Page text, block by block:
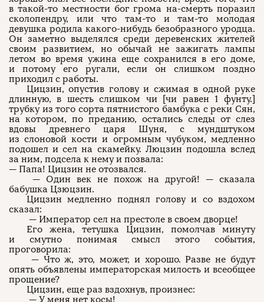
в такой-то местности бог грома на-смерть поразил
сколопендру, или что там-то и там-то молодая
девушка родила какого-нибудь безобразного уродца.
Он заметно выделялся среди деревенских жителей
своим развитием, но обычай не зажигать лампы
летом во время ужина еще сохранился в его доме,
и потому его ругали, если он слишком поздно
приходил с работы.
Цицзин, опустив голову и сжимая в одной руке
длинную, в шесть слишком чи [чи равен 1 фунту.]
трубку из того сорта пятнистого бамбука с реки Сян,
на котором, по преданию, остались следы от слез
вдовы древнего царя Шуня, с мундштуком
из слоновой кости и огромным чубуком, медленно
подошел и сел на скамейку. Люцзин подошла вслед
за ним, подсела к нему и позвала:
— Папа! Цицзин не отозвался.
— Один век не похож на другой! — сказала
бабушка Цзюцзин.
Цицзин медленно поднял голову и со вздохом
сказал:
— Император сел на престоле в своем дворце!
Его жена, тетушка Цицзин, помолчав минуту
и смутно понимая смысл этого события,
проговорила:
— Что ж, это, может, и хорошо. Разве не будут
опять объявлены императорская милость и всеобщее
прощение?
Цицзин, еще раз вздохнув, произнес:
— У меня нет косы!